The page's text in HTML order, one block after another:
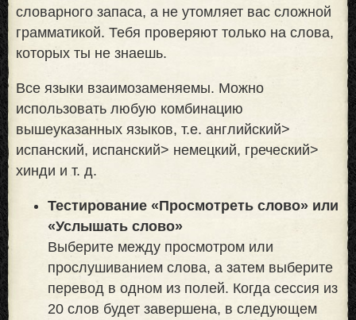
словарного запаса, а не утомляет вас сложной
грамматикой. Тебя проверяют только на слова,
которых ты не знаешь.
Все языки взаимозаменяемы. Можно
использовать любую комбинацию
вышеуказанных языков, т.е. английский>
испанский, испанский> немецкий, греческий>
хинди и т. д.
Тестирование «Просмотреть слово» или
«Услышать слово»
Выберите между просмотром или
прослушиванием слова, а затем выберите
перевод в одном из полей. Когда сессия из
20 слов будет завершена, в следующем